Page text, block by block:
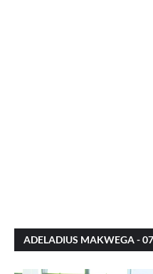
ADELADIUS MAKWEGA -